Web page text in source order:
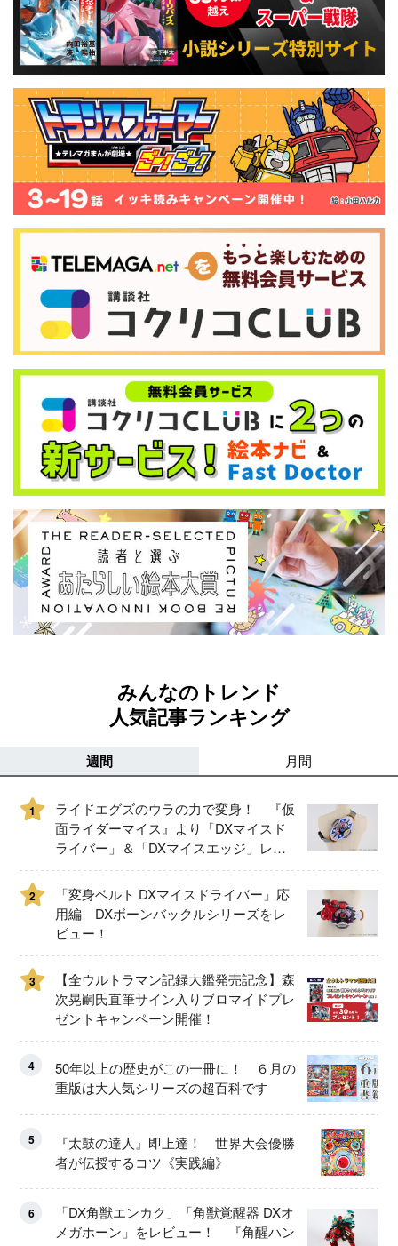
みんなのトレンド
人気記事ランキング
週間 月間
1
ライドエグズのウラの力で変身！ 『仮
面ライダーマイス』より「DXマイスド
ライバー」＆「DXマイスエッジ」レビ
ュー！
2
「変身ベルト DXマイスドライバー」応
用編 DXボーンバックルシリーズをレ
ビュー！
3
【全ウルトラマン記録大鑑発売記念】森
次晃嗣氏直筆サイン入りブロマイドプレ
ゼントキャンペーン開催！
4
50年以上の歴史がこの一冊に！ ６月の
重版は大人気シリーズの超百科です
5
『太鼓の達人』即上達！ 世界大会優勝
者が伝授するコツ《実践編》
6
「DX角獣エンカク」「角獣覚醒器 DXオ
メガホーン」をレビュー！ 『角醒ハン